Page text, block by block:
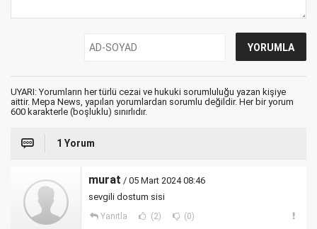
UYARI: Yorumların her türlü cezai ve hukuki sorumluluğu yazan kişiye
aittir. Mepa News, yapılan yorumlardan sorumlu değildir. Her bir yorum
600 karakterle (boşluklu) sınırlıdır.
1 Yorum
murat / 05 Mart 2024 08:46
sevgili dostum sisi
Yanıtla (2) (0)